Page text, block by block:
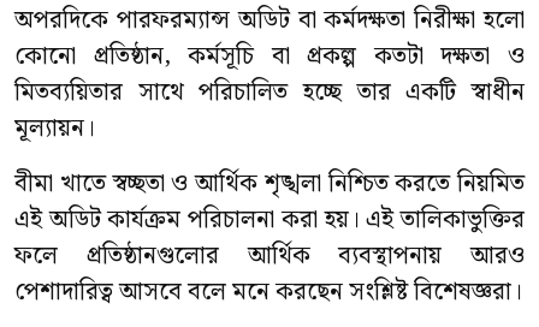
অপরদিকে পারফরম্যান্স অডিট বা কর্মদক্ষতা নিরীক্ষা হলো
কোনো প্রতিষ্ঠান, কর্মসূচি বা প্রকল্প কতটা দক্ষতা ও
মিতব্যয়িতার সাথে পরিচালিত হচ্ছে তার একটি স্বাধীন
মূল্যায়ন।
বীমা খাতে স্বচ্ছতা ও আর্থিক শৃঙ্খলা নিশ্চিত করতে নিয়মিত
এই অডিট কার্যক্রম পরিচালনা করা হয়। এই তালিকাভুক্তির
ফলে প্রতিষ্ঠানগুলোর আর্থিক ব্যবস্থাপনায় আরও
পেশাদারিত্ব আসবে বলে মনে করছেন সংশ্লিষ্ট বিশেষজ্ঞরা।